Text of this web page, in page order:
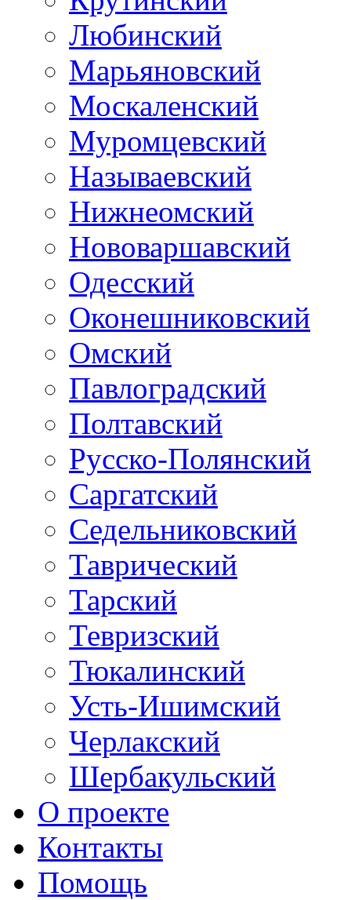
Любинский
Марьяновский
Москаленский
Муромцевский
Называевский
Нижнеомский
Нововаршавский
Одесский
Оконешниковский
Омский
Павлоградский
Полтавский
Русско-Полянский
Саргатский
Седельниковский
Таврический
Тарский
Тевризский
Тюкалинский
Усть-Ишимский
Черлакский
Шербакульский
О проекте
Контакты
Помощь